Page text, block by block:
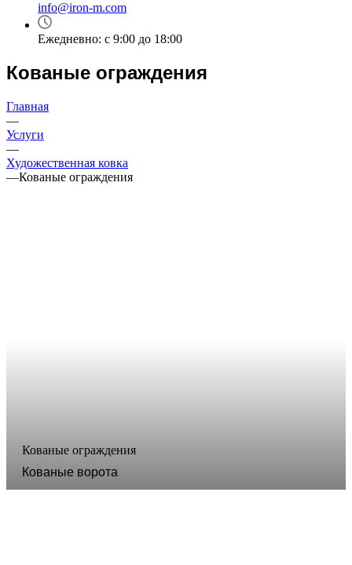
info@iron-m.com
Ежедневно: с 9:00 до 18:00
Кованые ограждения
Главная
—
Услуги
—
Художественная ковка
—Кованые ограждения
Кованые ограждения
Кованые ворота